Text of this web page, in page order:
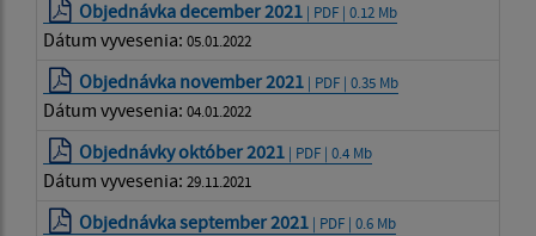
Objednávka december 2021 | PDF | 0.12 Mb
Dátum vyvesenia: 05.01.2022
Objednávka november 2021 | PDF | 0.35 Mb
Dátum vyvesenia: 04.01.2022
Objednávky október 2021 | PDF | 0.4 Mb
Dátum vyvesenia: 29.11.2021
Objednávka september 2021 | PDF | 0.6 Mb